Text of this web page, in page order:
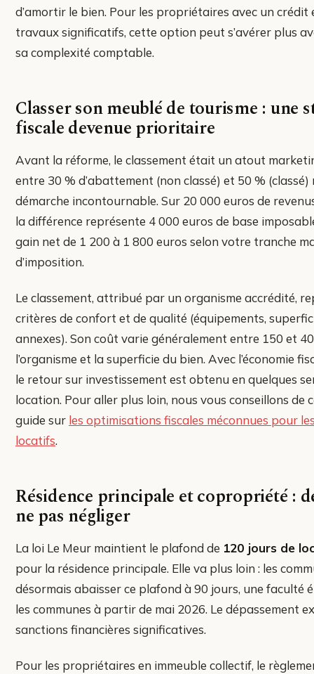
d’amortir le bien. Pour les propriétaires avec un crédit
travaux significatifs, cette option peut s’avérer plus
sa complexité comptable.
Classer son meublé de tourisme : une
fiscale devenue prioritaire
Avant la réforme, le classement était un atout
entre 30 % d’abattement (non classé) et 50 %
démarche incontournable. Sur 20 000 euros de
la différence représente 4 000 euros de base
gain net de 1 200 à 1 800 euros selon votre tranche
d’imposition.
Le classement, attribué par un organisme accrédité,
critères de confort et de qualité (équipements,
annexes). Son coût varie généralement entre 150 et
l’organisme et la superficie du bien. Avec l’économie
le retour sur investissement est obtenu en quelques
location. Pour aller plus loin, nous vous conseillons de
guide sur les optimisations fiscales méconnues pour
locatifs.
Résidence principale et copropriété :
ne pas négliger
La loi Le Meur maintient le plafond de 120 jours de
pour la résidence principale. Elle va plus loin : les
désormais abaisser ce plafond à 90 jours, une faculté
les communes à partir de mai 2026. Le dépassement
sanctions financières significatives.
Pour les propriétaires en immeuble collectif, le